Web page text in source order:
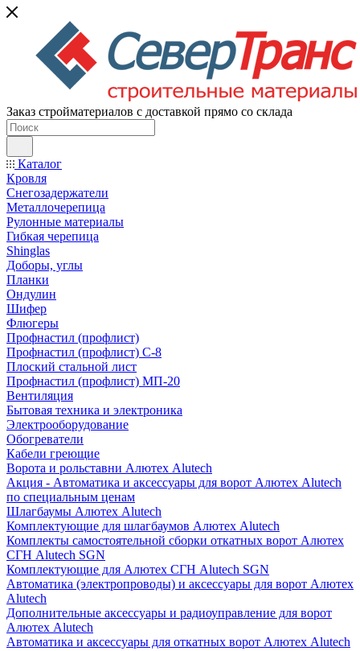
Заказ стройматериалов с доставкой прямо со склада
Каталог
Кровля
Снегозадержатели
Металлочерепица
Рулонные материалы
Гибкая черепица
Shinglas
Доборы, углы
Планки
Ондулин
Шифер
Флюгеры
Профнастил (профлист)
Профнастил (профлист) С-8
Плоский стальной лист
Профнастил (профлист) МП-20
Вентиляция
Бытовая техника и электроника
Электрооборудование
Обогреватели
Кабели греющие
Ворота и рольставни Алютех Alutech
Акция - Автоматика и аксессуары для ворот Алютех Alutech
по специальным ценам
Шлагбаумы Алютех Alutech
Комплектующие для шлагбаумов Алютех Alutech
Комплекты самостоятельной сборки откатных ворот Алютех
СГН Alutech SGN
Комплектующие для Алютех СГН Alutech SGN
Автоматика (электропроводы) и аксессуары для ворот Алютех
Alutech
Дополнительные аксессуары и радиоуправление для ворот
Алютех Alutech
Автоматика и аксессуары для откатных ворот Алютех Alutech